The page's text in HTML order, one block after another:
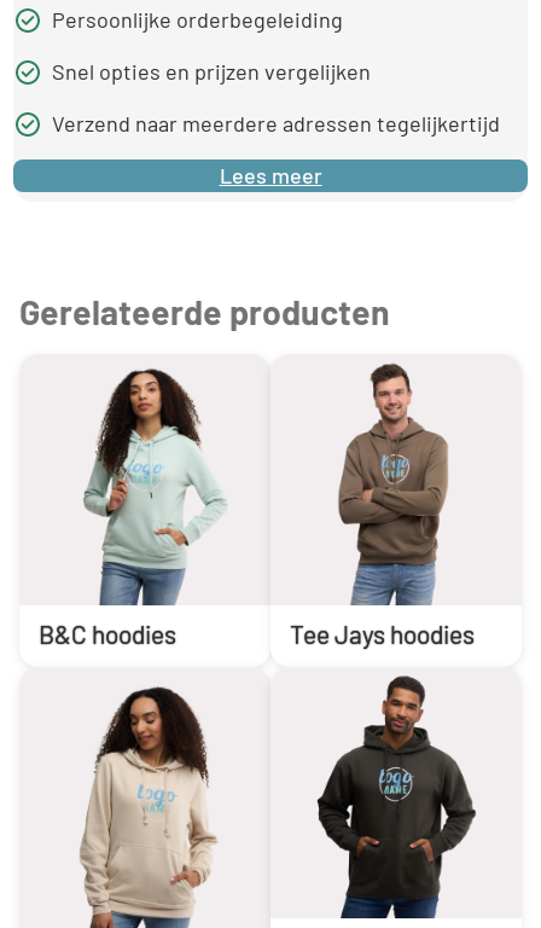
Persoonlijke orderbegeleiding
Snel opties en prijzen vergelijken
Verzend naar meerdere adressen tegelijkertijd
Lees meer
Gerelateerde producten
B&C hoodies Tee Jays hoodies